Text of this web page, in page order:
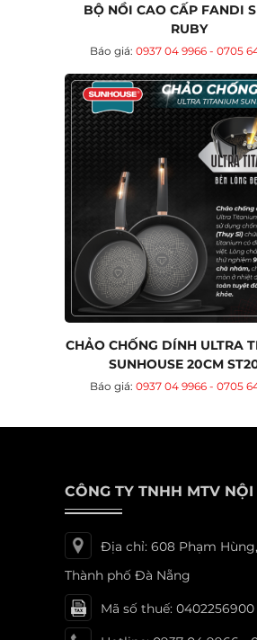
BỘ NỒI CAO CẤP FANDI
RUBY
Báo giá:0937 04 9966 - 0705
CHẢO CHỐNG DÍNH ULTRA
SUNHOUSE 20CM
Báo giá:0937 04 9966 - 0705
CÔNG TY TNHH MTV
Địa chỉ: 608 Phạm
Thành phố Đà Nẵng
Mã số thuế: 0402256900